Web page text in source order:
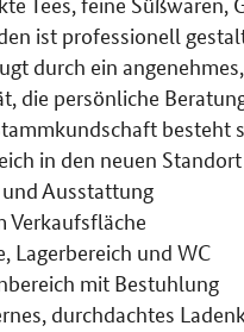
ist professionell
durch ein
die persönliche
besteht
in den neuen
Ausstattung
Verkaufsfläche
Lagerbereich und WC
mit Bestuhlung
durchdachtes